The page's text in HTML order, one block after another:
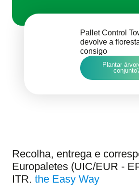
Pallet Control
devolve a
consigo
Plantar
Recolha, entrega e
Europaletes (UIC/EUR -
ITR. the Easy Way